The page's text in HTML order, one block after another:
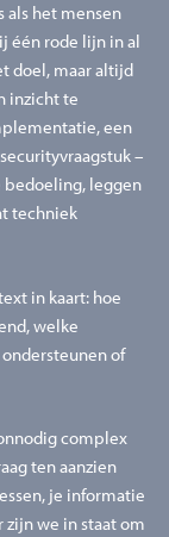
als het mensen
één rode lijn in al
doel, maar altijd
inzicht te
een
–
leggen
techniek
in kaart: hoe
welke
of
complex
ten aanzien
je informatie
zijn we in staat om